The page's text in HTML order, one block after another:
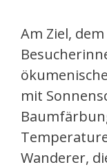
Am Ziel,
mit
Wanderer,